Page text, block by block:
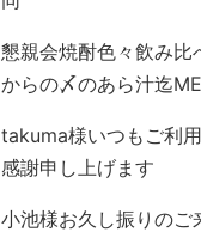
懇親会焼酎色々飲み比
からの〆のあら汁迄
takuma様いつもご利
感謝申し上げます
小池様お久し振りの